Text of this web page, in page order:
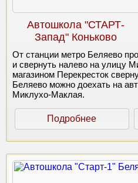
Автошкола "СТАРТ-
Запад" Коньково
От станции метро Беляево
и свернуть налево на улицу
магазином Перекресток
Беляево можно доехать на
Миклухо-Маклая.
Подробнее